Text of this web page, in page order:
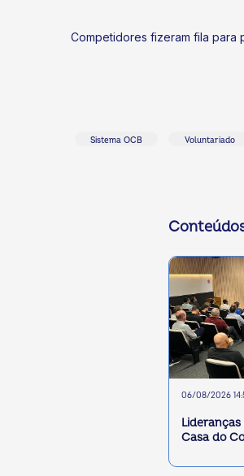
Competidores fizeram fila para
Sistema OCB Voluntariado
06/08/2026
Casa do